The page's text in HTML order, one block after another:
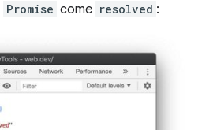
Promise come resolved :